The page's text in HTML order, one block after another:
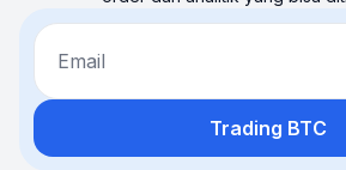
Email
Trading BTC